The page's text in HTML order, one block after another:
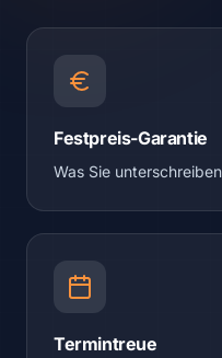
Festpreis-Garantie
Was Sie
Termintreue